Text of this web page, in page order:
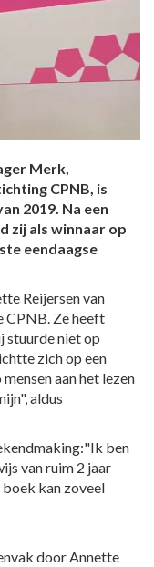
Merk,
CPNB, is
2019. Na een
zij als winnaar op
eendaagse
Reijersen van
CPNB. Ze heeft
stuurde niet op
zich op een
aan het lezen
aldus
ben
van ruim 2 jaar
boek kan zoveel
door Annette